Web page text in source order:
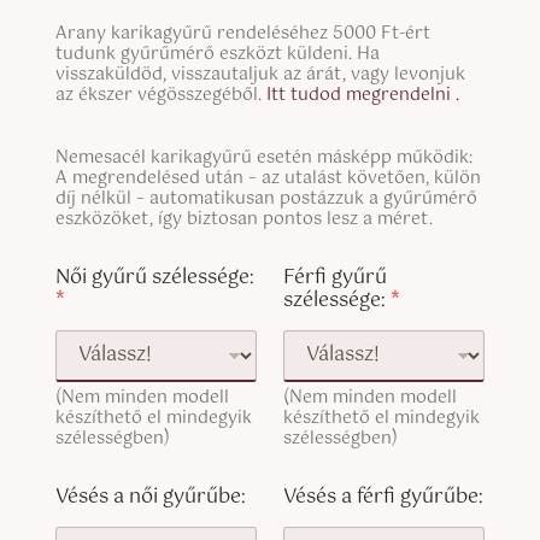
g
l
e
L
n
e
T
e
t
S
i
n
g
e
L
i
n
e
e
x
t
c
o
p
y
Arany karikagyűrű rendeléséhez 5000 Ft-ért
tudunk gyűrűmérő eszközt küldeni. Ha
visszaküldöd, visszautaljuk az árát, vagy levonjuk
az ékszer végösszegéből. Itt tudod megrendelni .
S
i
n
g
e
L
n
T
e
x
t
c
o
Nemesacél karikagyűrű esetén másképp működik:
A megrendelésed után – az utalást követően, külön
díj nélkül – automatikusan postázzuk a gyűrűmérő
eszközöket, így biztosan pontos lesz a méret.
Női gyűrű szélessége:
*
(Nem minden modell
készíthető el mindegyik
szélességben)
Férfi gyűrű
szélessége: *
(Nem minden modell
készíthető el mindegyik
szélességben)
Vésés a női gyűrűbe: Vésés a férfi gyűrűbe: